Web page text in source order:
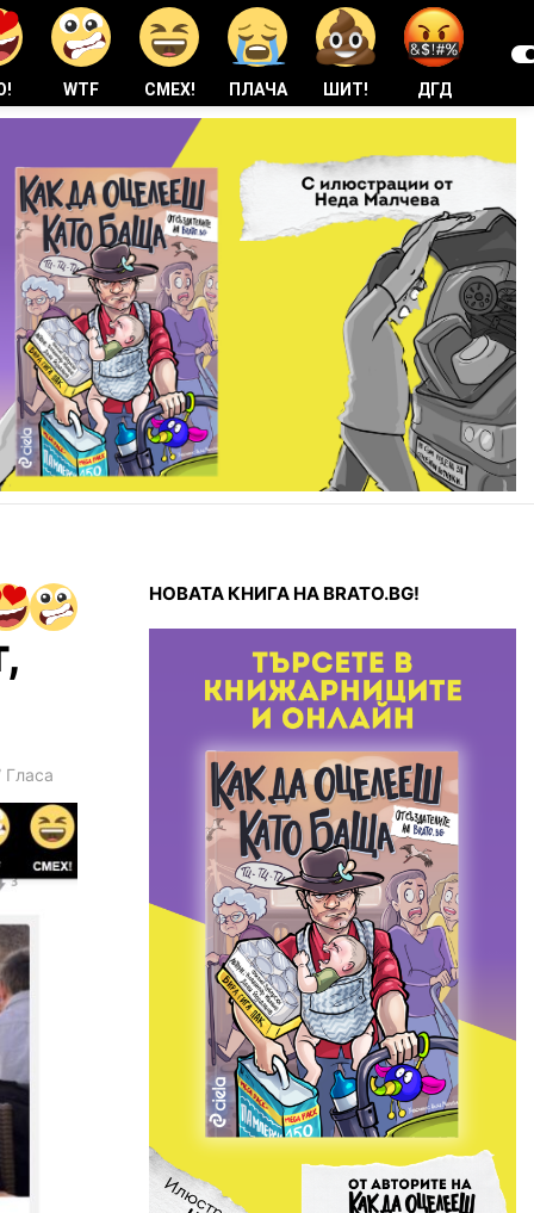
WTF СМЕХ! ПЛАЧА ШИТ! ДГД
Гласа
НОВАТА КНИГА НА BRATO.BG!